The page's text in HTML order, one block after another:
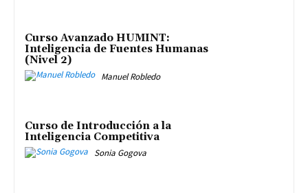
Curso Avanzado HUMINT:
Inteligencia de Fuentes Humanas
(Nivel 2)
Manuel Robledo
Curso de Introducción a la
Inteligencia Competitiva
Sonia Gogova